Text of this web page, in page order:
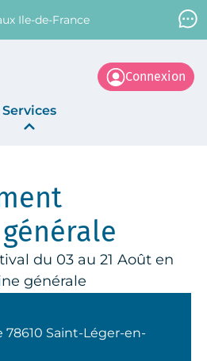
Ile-de-France
Services
La Centrale
Connexion
du 03 au 21 Août en
générale
78610 Saint-Léger-en-